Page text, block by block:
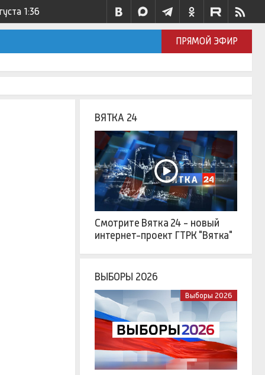
1:36
ПРЯМОЙ ЭФИР
ВЯТКА 24
Смотрите Вятка 24 - новый
интернет-проект ГТРК "Вятка"
ВЫБОРЫ 2026
Выборы 2026